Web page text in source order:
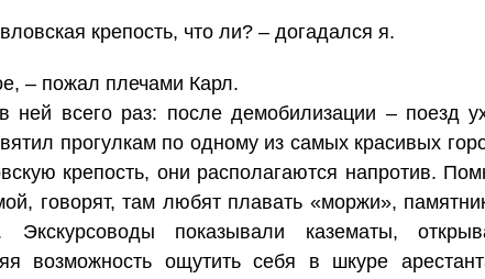
крепость, что ли? – догадался я.
– пожал плечами Карл.
ней всего раз: после демобилизации – поезд
прогулкам по одному из самых красивых
крепость, они располагаются напротив.
говорят, там любят плавать «моржи»,
Экскурсоводы показывали казематы,
возможность ощутить себя в шкуре